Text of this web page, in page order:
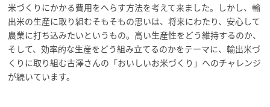
米づくりにかかる費用をへらす方法を考えて来ました。しかし、輸
出米の生産に取り組むそもそもの思いは、将来にわたり、安心して
農業に打ち込みたいというもの。高い生産性をどう維持するのか、
そして、効率的な生産をどう組み立てるのかをテーマに、輸出米づ
くりに取り組む古澤さんの「おいしいお米づくり」へのチャレンジ
が続いています。